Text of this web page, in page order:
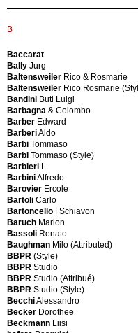
(Attribué)
Anonima
Design
Anselmi
Arad
Ron
Arioli
Roberto
Arnal
Francois
Arne
Hovmand
Olsen
Asnago
&
Vender
Asti
Sergio
Asti
Sergio
(Attributed)
Atelier
Paris
Aubock
Carl
Angelo
Bragalini
Angelo
De
Baggis
Angelo
De
Beggis
Angolometalarte
Anonima
Castelli
Antonangeli
Antoniazzi
Antonio
Gorgone
Stolen
Arabia
of
Finland
Arflex
Arform
Argon
Film
Ariberto
B
Baccarat
Bally Jurg
Baltensweiler Rico & Rosmarie
Baltensweiler Rico Rosmarie
Bandini Buti Luigi
Barbagna & Colombo
Barber Edward
BarberiAldo
Barbi Tommaso
Barbi Tommaso (Style)
Barbieri L.
BarbiniAlfredo
Barovier Ercole
Bartoli Carlo
Bartoncello | Schiavon
Baruch Marion
Bassoli Renato
Baughman Milo (Attributed)
BBPR (Style)
BBPR Studio
BBPR Studio (Attribué)
BBPR Studio (Style)
BecchiAlessandro
Becker Dorothee
Beckmann Liisi